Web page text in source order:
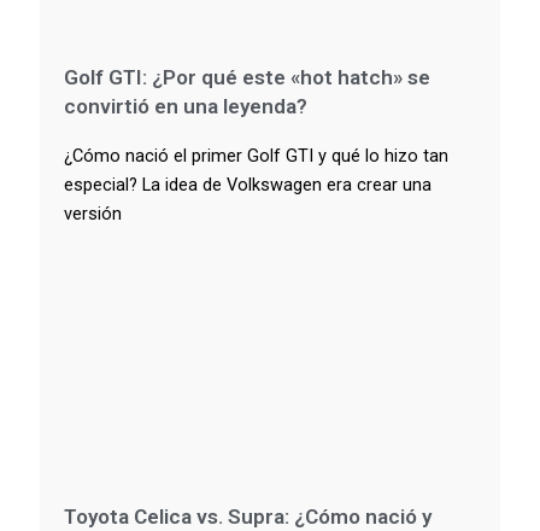
Golf GTI: ¿Por qué este «hot hatch» se
convirtió en una leyenda?
¿Cómo nació el primer Golf GTI y qué lo hizo tan
especial? La idea de Volkswagen era crear una
versión
Toyota Celica vs. Supra: ¿Cómo nació y